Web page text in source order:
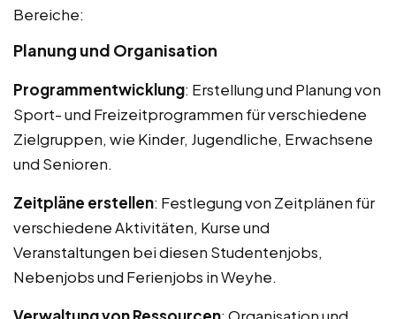
Bereiche:
Planung und Organisation
Programmentwicklung: Erstellung und Planung von
Sport- und Freizeitprogrammen für verschiedene
Zielgruppen, wie Kinder, Jugendliche, Erwachsene
und Senioren.
Zeitpläne erstellen: Festlegung von Zeitplänen für
verschiedene Aktivitäten, Kurse und
Veranstaltungen bei diesen Studentenjobs,
Nebenjobs und Ferienjobs in Weyhe.